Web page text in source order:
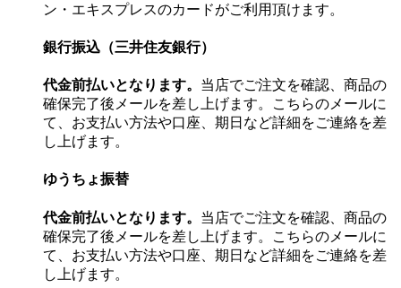
ン・エキスプレスのカードがご利用頂けます。
銀行振込（三井住友銀行）
代金前払いとなります。 当店でご注文を確認、商品の
確保完了後メールを差し上げます。こちらのメールに
て、お支払い方法や口座、期日など詳細をご連絡を差
し上げます。
ゆうちょ振替
代金前払いとなります。 当店でご注文を確認、商品の
確保完了後メールを差し上げます。こちらのメールに
て、お支払い方法や口座、期日など詳細をご連絡を差
し上げます。